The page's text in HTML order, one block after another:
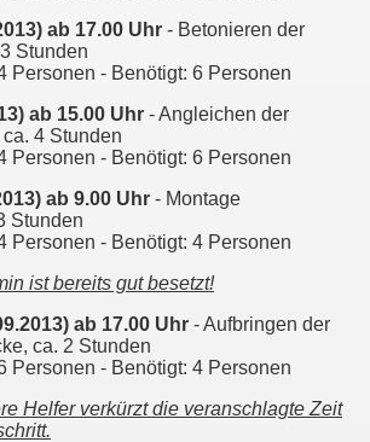
ab 17.00 Uhr - Betonieren der
Stunden
Personen - Benötigt: 6 Personen
ab 15.00 Uhr - Angleichen der
4 Stunden
Personen - Benötigt: 6 Personen
ab 9.00 Uhr - Montage
Stunden
Personen - Benötigt: 4 Personen
ist bereits gut besetzt!
ab 17.00 Uhr - Aufbringen der
ca. 2 Stunden
Personen - Benötigt: 4 Personen
Helfer verkürzt die veranschlagte Zeit